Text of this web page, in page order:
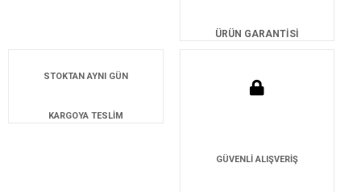
ÜRÜN GARANTİSİ
STOKTAN AYNI GÜN
KARGOYA TESLİM
GÜVENLİ ALIŞVERİŞ